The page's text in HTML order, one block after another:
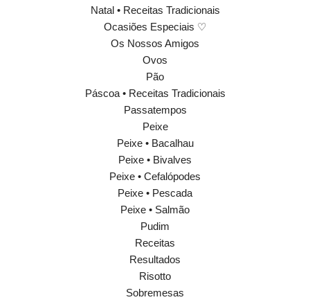
Natal • Receitas Tradicionais
Ocasiões Especiais ♡
Os Nossos Amigos
Ovos
Pão
Páscoa • Receitas Tradicionais
Passatempos
Peixe
Peixe • Bacalhau
Peixe • Bivalves
Peixe • Cefalópodes
Peixe • Pescada
Peixe • Salmão
Pudim
Receitas
Resultados
Risotto
Sobremesas